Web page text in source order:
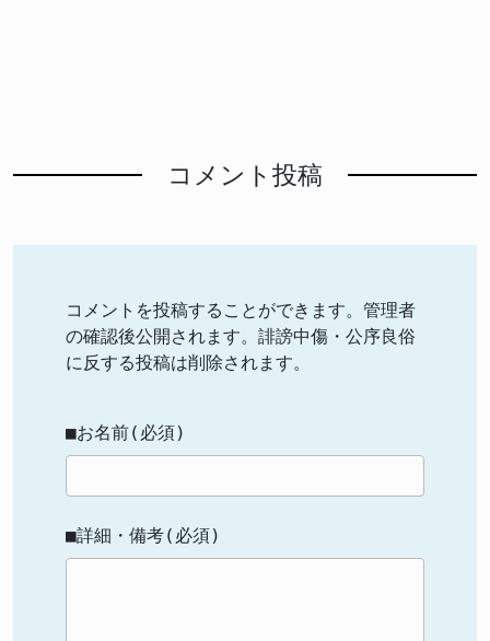
コメント投稿
コメントを投稿することができます。管理者
の確認後公開されます。誹謗中傷・公序良俗
に反する投稿は削除されます。
■お名前(必須)
■詳細・備考(必須)